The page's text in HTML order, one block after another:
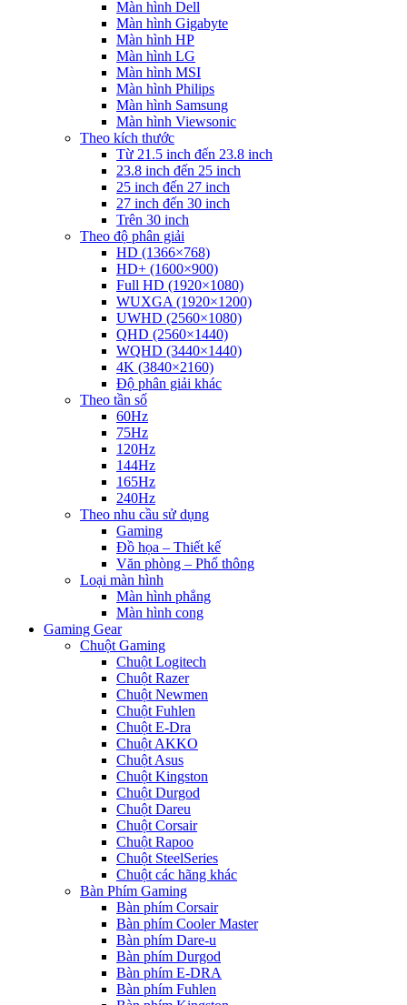
Màn hình Dell
Màn hình Gigabyte
Màn hình HP
Màn hình LG
Màn hình MSI
Màn hình Philips
Màn hình Samsung
Màn hình Viewsonic
Theo kích thước
Từ 21.5 inch đến 23.8 inch
23.8 inch đến 25 inch
25 inch đến 27 inch
27 inch đến 30 inch
Trên 30 inch
Theo độ phân giải
HD (1366×768)
HD+ (1600×900)
Full HD (1920×1080)
WUXGA (1920×1200)
UWHD (2560×1080)
QHD (2560×1440)
WQHD (3440×1440)
4K (3840×2160)
Độ phân giải khác
Theo tần số
60Hz
75Hz
120Hz
144Hz
165Hz
240Hz
Theo nhu cầu sử dụng
Gaming
Đồ họa – Thiết kế
Văn phòng – Phổ thông
Loại màn hình
Màn hình phẳng
Màn hình cong
Gaming Gear
Chuột Gaming
Chuột Logitech
Chuột Razer
Chuột Newmen
Chuột Fuhlen
Chuột E-Dra
Chuột AKKO
Chuột Asus
Chuột Kingston
Chuột Durgod
Chuột Dareu
Chuột Corsair
Chuột Rapoo
Chuột SteelSeries
Chuột các hãng khác
Bàn Phím Gaming
Bàn phím Corsair
Bàn phím Cooler Master
Bàn phím Dare-u
Bàn phím Durgod
Bàn phím E-DRA
Bàn phím Fuhlen